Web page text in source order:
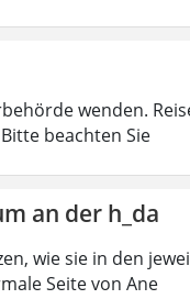
wenden.
beachten Sie
an der h_da
wie sie in den
Seite von Ane